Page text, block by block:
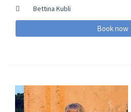
Bettina Kubli
Book now